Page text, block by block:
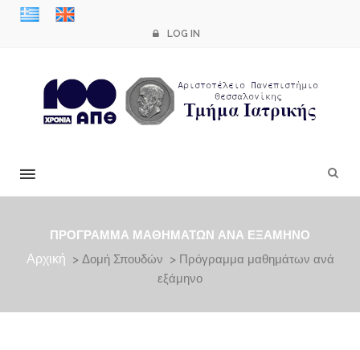
LOG IN
×
ΠΡΌΓΡΑΜΜΑ ΜΑΘΗΜΆΤΩΝ ΑΝΆ ΕΞΆΜΗΝΟ
Αρχική > Δομή Σπουδών > Πρόγραμμα μαθημάτων ανά
εξάμηνο